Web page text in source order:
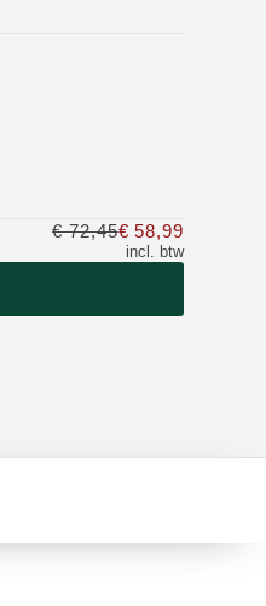
incl. btw
€ 72,45€ 58,99Slechts €